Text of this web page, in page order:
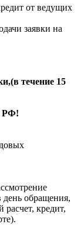
от ведущих
заявки на
течение 15
РФ!
день обращения,
кредит,